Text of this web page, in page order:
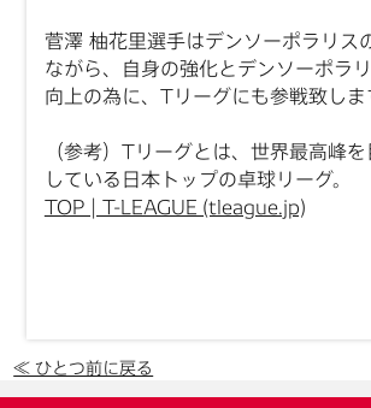
菅澤 柚花里選手はデンソーポラリス
ながら、自身の強化とデンソーポラ
向上の為に、Tリーグにも参戦致しま
（参考）Tリーグとは、世界最高峰
している日本トップの卓球リーグ。
TOP | T-LEAGUE (tleague.jp)
≪ ひとつ前に戻る